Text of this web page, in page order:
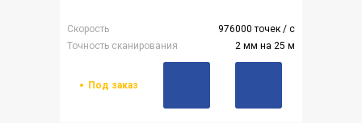
Скорость
976000 точек / с
Точность сканирования
2 мм на 25 м
Под заказ